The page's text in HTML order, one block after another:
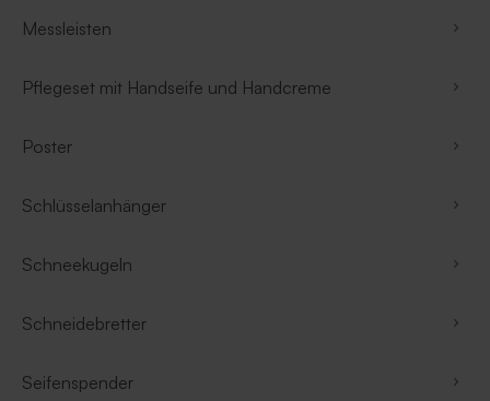
Messleisten
Pflegeset mit Handseife und Handcreme
Poster
Schlüsselanhänger
Schneekugeln
Schneidebretter
Seifenspender